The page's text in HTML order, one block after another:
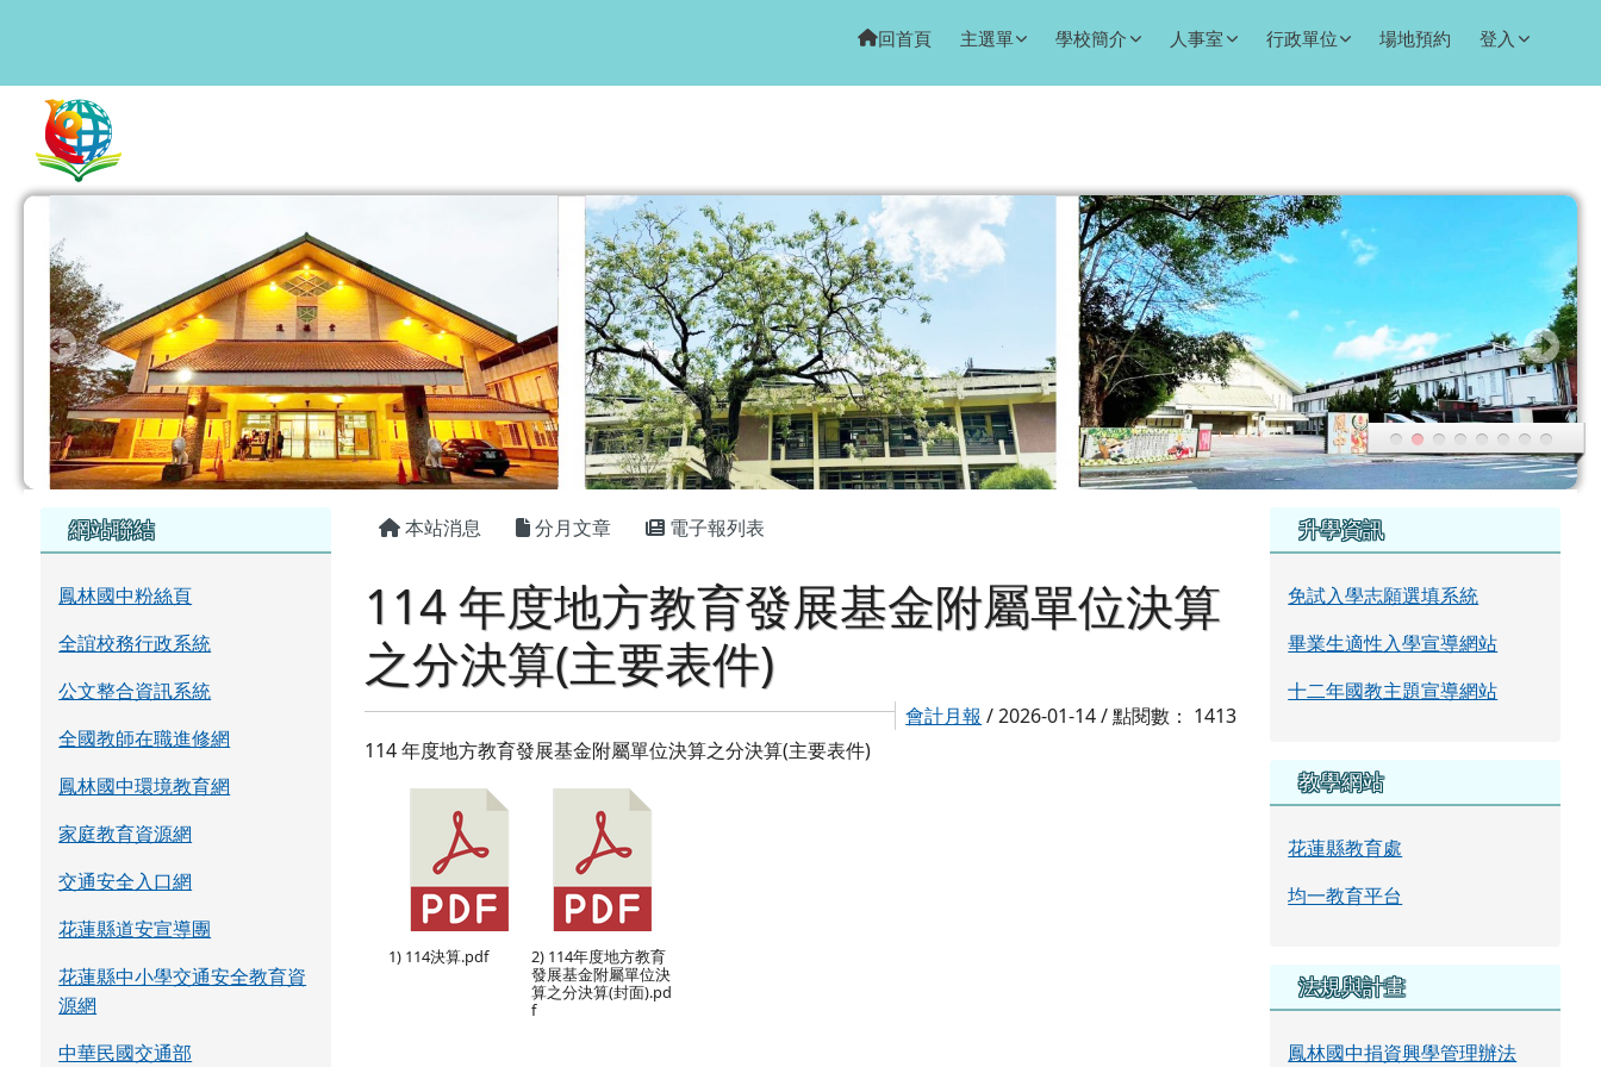
回首頁 主選單 學校簡介 人事室 行政單位 場地預約 登入
左邊區域內容
網站聯結
鳳林國中粉絲頁
全誼校務行政系統
公文整合資訊系統
全國教師在職進修網
鳳林國中環境教育網
家庭教育資源網
交通安全入口網
花蓮縣道安宣導團
花蓮縣中小學交通安全教育資
源網
中華民國交通部
主內容區域
本站消息 分月文章 電子報列表
114 年度地方教育發展基金附屬單位決算
之分決算(主要表件)
會計月報 / 2026-01-14 / 點閱數： 1413
114 年度地方教育發展基金附屬單位決算之分決算(主要表件)
1) 114決算.pdf
2) 114年度地方教育
發展基金附屬單位決
算之分決算(封面).pd
f
右邊區域內容
升學資訊
免試入學志願選填系統
畢業生適性入學宣導網站
十二年國教主題宣導網站
教學網站
花蓮縣教育處
均一教育平台
法規與計畫
鳳林國中捐資興學管理辦法
頁尾區域